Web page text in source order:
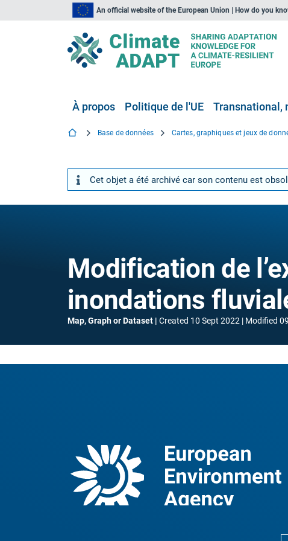
An official website of the European Union | How do you
À propos Politique de l'UE Transnational,
Base de données Cartes, graphiques et jeux de
Cet objet a été archivé car son contenu est
Modification de
inondations
Map, Graph or Dataset Created 10 Sept 2022 Modified